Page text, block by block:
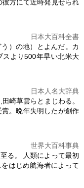
方にて近時発見せられ
日本大百科全書
）の地）とよんだ。カ
ス より500年早い北米大
日本人名大辞典
崎草雲らとまじわる。
。晩年失明したが創作
世界大百科事典
る。 人類によって最初
をはじめ航海者によって